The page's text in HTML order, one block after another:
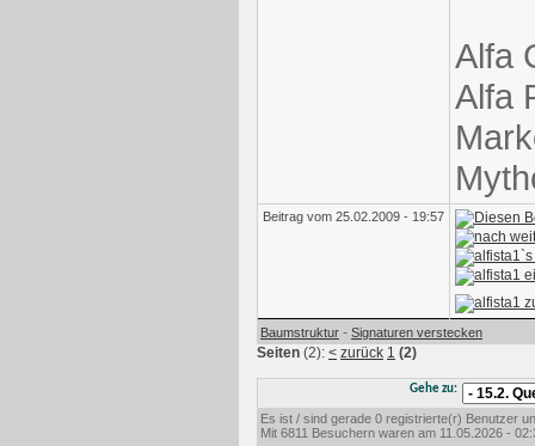
Alfa
Alfa
Beitrag vom 25.02.2009 - 19:57
Baumstruktur - Signaturen verstecken
Seiten (2): < zurück 1 (2)
Gehe zu:
Es ist / sind gerade 0 registrierte(r) Benutzer
Mit 6811 Besuchern waren am 11.05.2026 -